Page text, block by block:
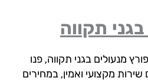
תקווה
בגני תקווה, פנו
מקצועי ואמין, במחירים